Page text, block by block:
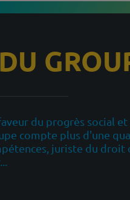
du progrès social
compte plus d'une
juriste du